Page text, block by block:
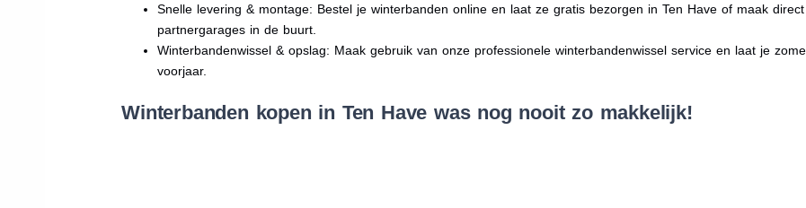
Snelle levering & montage: Bestel je winterbanden online en laat ze gratis bezorgen in Ten Have of maak
partnergarages in de buurt.
Winterbandenwissel & opslag: Maak gebruik van onze professionele winterbandenwissel service en laat je
voorjaar.
Winterbanden kopen in Ten Have was nog nooit zo makkelijk!